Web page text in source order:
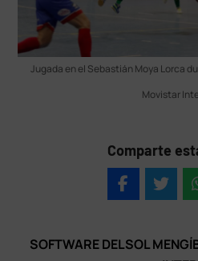
Jugada en el Sebastián Moya Lorca
Movistar
Comparte
SOFTWARE DELSOL